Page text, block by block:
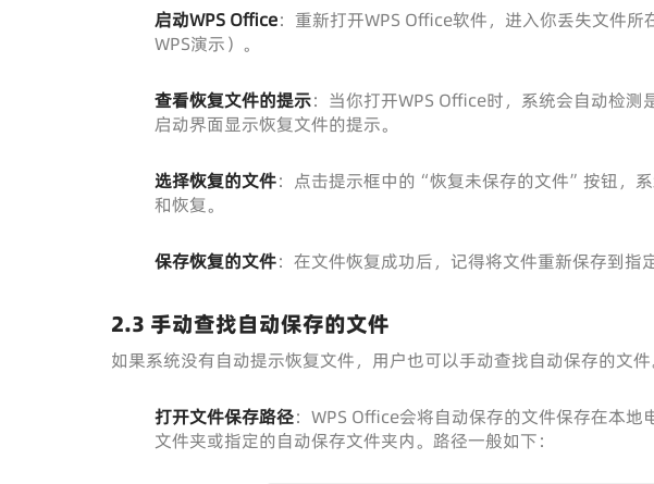
启动WPS Office：重新打开WPS Office软件，进入你丢失文件所
WPS演示）。
查看恢复文件的提示：当你打开WPS Office时，系统会自动检
启动界面显示恢复文件的提示。
选择恢复的文件：点击提示框中的“恢复未保存的文件”按钮，
和恢复。
保存恢复的文件：在文件恢复成功后，记得将文件重新保存到指
2.3 手动查找自动保存的文件
如果系统没有自动提示恢复文件，用户也可以手动查找自动保存的文件
打开文件保存路径：WPS Office会将自动保存的文件保存在本
文件夹或指定的自动保存文件夹内。路径一般如下：